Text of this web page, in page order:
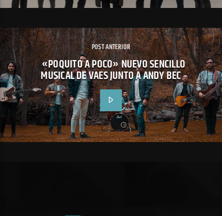
POST ANTERIOR
«POQUITO A POCO» NUEVO SENCILLO
MUSICAL DE VAES JUNTO A ANDY BEC